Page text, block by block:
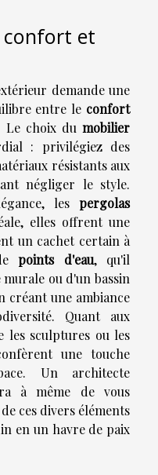
confort et
demande une
entre le confort
Le choix du mobilier
: privilégiez des
résistants aux
négliger le style.
les pergolas
elles offrent une
un cachet certain à
points d'eau, qu'il
ou d'un bassin
créant une ambiance
Quant aux
les sculptures ou les
une touche
Un architecte
à même de vous
ces divers éléments
en un havre de paix